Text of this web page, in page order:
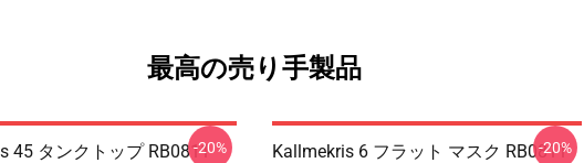
最高の売り手製品
45 タンクトップ RB0811-20% Kallmekris 6 フラット マスク RB0811
-20%